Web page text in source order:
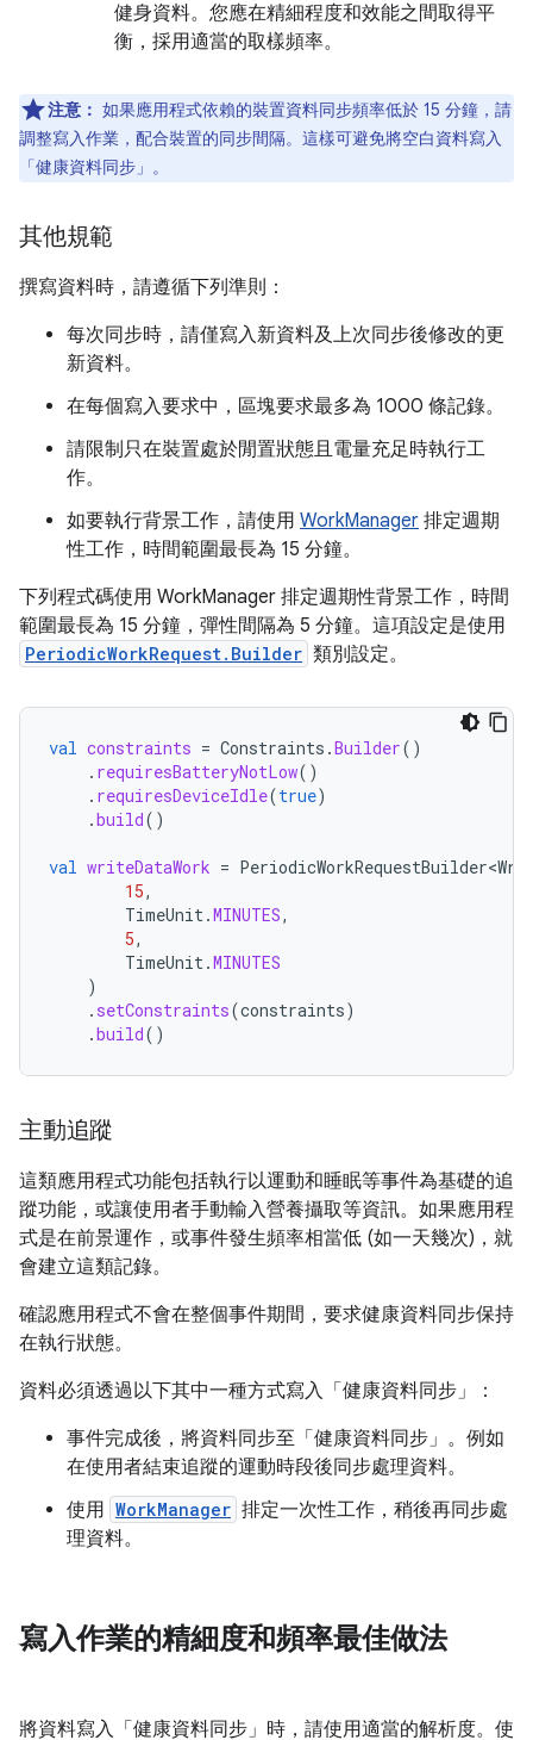
健身資料。您應在精細程度和效能之間取得平
衡，採用適當的取樣頻率。
注意： 如果應用程式依賴的裝置資料同步頻率低於 15 分鐘，請
調整寫入作業，配合裝置的同步間隔。這樣可避免將空白資料寫入
「健康資料同步」。
其他規範
撰寫資料時，請遵循下列準則：
每次同步時，請僅寫入新資料及上次同步後修改的更
新資料。
在每個寫入要求中，區塊要求最多為 1000 條記錄。
請限制只在裝置處於閒置狀態且電量充足時執行工
作。
如要執行背景工作，請使用 WorkManager 排定週期
性工作，時間範圍最長為 15 分鐘。
下列程式碼使用 WorkManager 排定週期性背景工作，時間
範圍最長為 15 分鐘，彈性間隔為 5 分鐘。這項設定是使用
PeriodicWorkRequest.Builder 類別設定。
val constraints = Constraints .Builder()
. requiresBatteryNotLow()
. requiresDeviceIdle(true)
.build()
val writeDataWork =
15,
TimeUnit.MINUTES,
5,
TimeUnit.MINUTES
)
. setConstraints(constraints)
.build()
主動追蹤
這類應用程式功能包括執行以運動和睡眠等事件為基礎的追
蹤功能，或讓使用者手動輸入營養攝取等資訊。如果應用程
式是在前景運作，或事件發生頻率相當低 (如一天幾次)，就
會建立這類記錄。
確認應用程式不會在整個事件期間，要求健康資料同步保持
在執行狀態。
資料必須透過以下其中一種方式寫入「健康資料同步」：
事件完成後，將資料同步至「健康資料同步」。例如
在使用者結束追蹤的運動時段後同步處理資料。
使用 WorkManager 排定一次性工作，稍後再同步處
理資料。
寫入作業的精細度和頻率最佳做法
將資料寫入「健康資料同步」時，請使用適當的解析度。使